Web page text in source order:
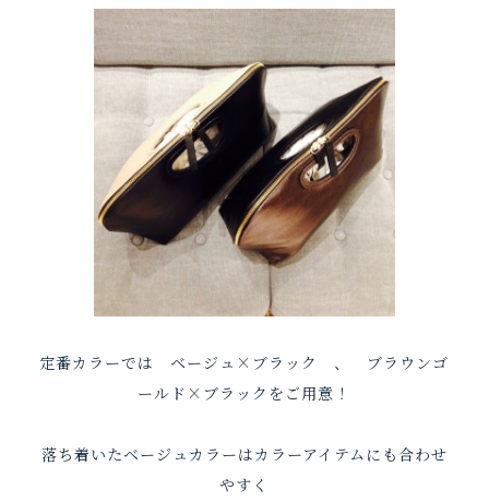
定番カラーでは ベージュ×ブラック 、 ブラウンゴ
ールド×ブラックをご用意！
落ち着いたベージュカラーはカラーアイテムにも合わせ
やすく